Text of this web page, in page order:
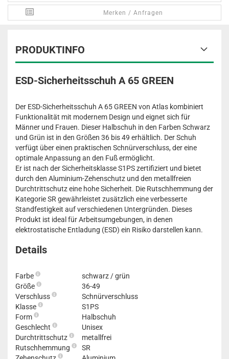
Merken / Anfragen
PRODUKTINFO
ESD-Sicherheitsschuh A 65 GREEN
Der ESD-Sicherheitsschuh A 65 GREEN von Atlas kombiniert
Funktionalität mit modernem Design und eignet sich für
Männer und Frauen. Dieser Halbschuh in den Farben Schwarz
und Grün ist in den Größen 36 bis 49 erhältlich. Der Schuh
verfügt über einen praktischen Schnürverschluss, der eine
optimale Anpassung an den Fuß ermöglicht.
Er ist nach der Sicherheitsklasse S1PS zertifiziert und bietet
durch den Aluminium-Zehenschutz und den metallfreien
Durchtrittschutz eine hohe Sicherheit. Die Rutschhemmung der
Kategorie SR gewährleistet zusätzlich eine verbesserte
Standfestigkeit auf verschiedenen Untergründen. Dieses
Produkt ist ideal für Arbeitsumgebungen, in denen
elektrostatische Entladung (ESD) ein Risiko darstellen kann.
Details
Farbe
schwarz / grün
Größe
36-49
Verschluss
Schnürverschluss
Klasse
S1PS
Form
Halbschuh
Geschlecht
Unisex
Durchtrittschutz
metallfrei
Rutschhemmung
SR